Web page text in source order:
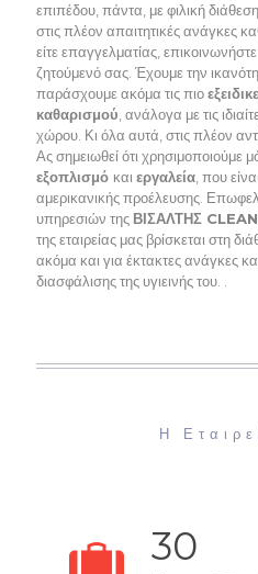
επιπέδου, πάντα, με φιλική
στις πλέον απαιτητικές ανάγκες
είτε επαγγελματίας,
ζητούμενό σας. Έχουμε την
παράσχουμε ακόμα τις πιο
καθαρισμού, ανάλογα με τις
χώρου. Κι όλα αυτά, στις πλέον
Ας σημειωθεί ότι χρησιμοποιούμε
εξοπλισμό καιεργαλεία, που
αμερικανικής προέλευσης.
υπηρεσιών της ΒΙΣΑΛΤΗΣ
της εταιρείας μας βρίσκεται στη
ακόμα και για έκτακτες ανάγκες
διασφάλισης της υγιεινής του. .
Η
30